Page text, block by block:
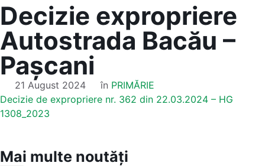
Decizie expropriere
Autostrada Bacău –
Pașcani
21 August 2024 în PRIMĂRIE
Decizie de expropriere nr. 362 din 22.03.2024 – HG
1308_2023
Mai multe noutăți